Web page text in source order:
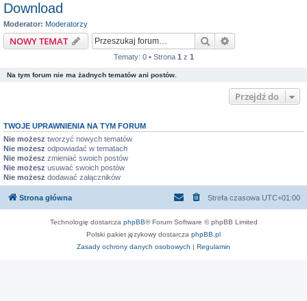
Download
Moderator: Moderatorzy
NOWY TEMAT Szukaj
Tematy: 0 • Strona 1 z 1
Na tym forum nie ma żadnych tematów ani postów.
Przejdź do
TWOJE UPRAWNIENIA NA TYM FORUM
Nie możesz tworzyć nowych tematów
Nie możesz odpowiadać w tematach
Nie możesz zmieniać swoich postów
Nie możesz usuwać swoich postów
Nie możesz dodawać załączników
Strona główna Strefa czasowa UTC+01:00
Technologię dostarcza phpBB® Forum Software © phpBB Limited
Polski pakiet językowy dostarcza phpBB.pl
Zasady ochrony danych osobowych | Regulamin